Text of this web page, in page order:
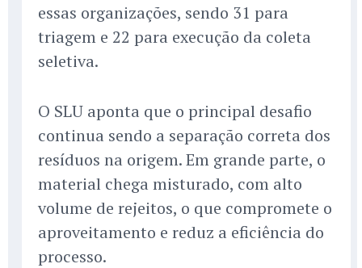
essas organizações, sendo 31 para
triagem e 22 para execução da coleta
seletiva.
O SLU aponta que o principal desafio
continua sendo a separação correta dos
resíduos na origem. Em grande parte, o
material chega misturado, com alto
volume de rejeitos, o que compromete o
aproveitamento e reduz a eficiência do
processo.